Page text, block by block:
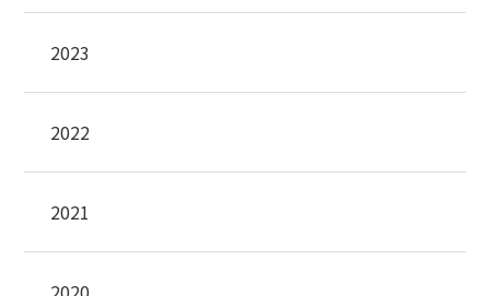
2023
2022
2021